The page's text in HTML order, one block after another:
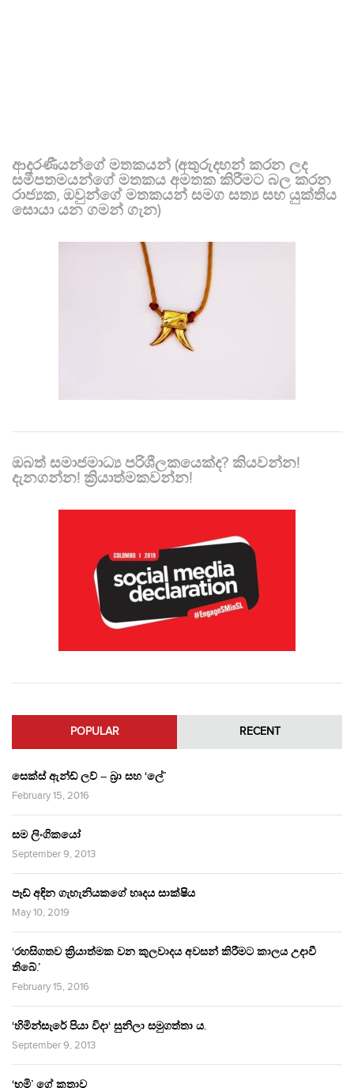
ආදරණීයන්ගේ මතකයන් (අතුරුදහන් කරන ලද
සමීපතමයන්ගේ මතකය අමතක කිරීමට බල කරන
රාජ්‍යක, ඔවුන්ගේ මතකයන් සමග සත්‍ය සහ යුක්තිය
සොයා යන ගමන් ගැන)
ඔබත් සමාජමාධ්‍ය පරිශීලකයෙක්ද? කියවන්න!
දැනගන්න! ක්‍රියාත්මකවන්න!
POPULAR RECENT
සෙක්ස් ඇන්ඩ් ලව් – බ්‍රා සහ ‘ලේ’
February 15, 2016
සම ලිංගිකයෝ
September 9, 2013
පෑඩ් අඳින ගැහැනියකගේ හෘදය සාක්ෂිය
May 10, 2019
‘රහසිගතව ක්‍රියාත්මක වන කුලවාදය අවසන් කිරීමට කාලය උදාවී
තිබේ.’
February 15, 2016
‘හිමින්සැරේ පියා විදා‘ සුනිලා සමුගත්තා ය.
September 9, 2013
‘භූමි’ ගේ කතාව